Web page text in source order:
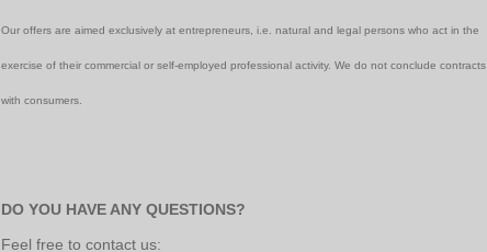
Our offers are aimed exclusively at entrepreneurs, i.e. natural and legal persons who act in the
exercise of their commercial or self-employed professional activity. We do not conclude contracts
with consumers.
DO YOU HAVE ANY QUESTIONS?
Feel free to contact us: